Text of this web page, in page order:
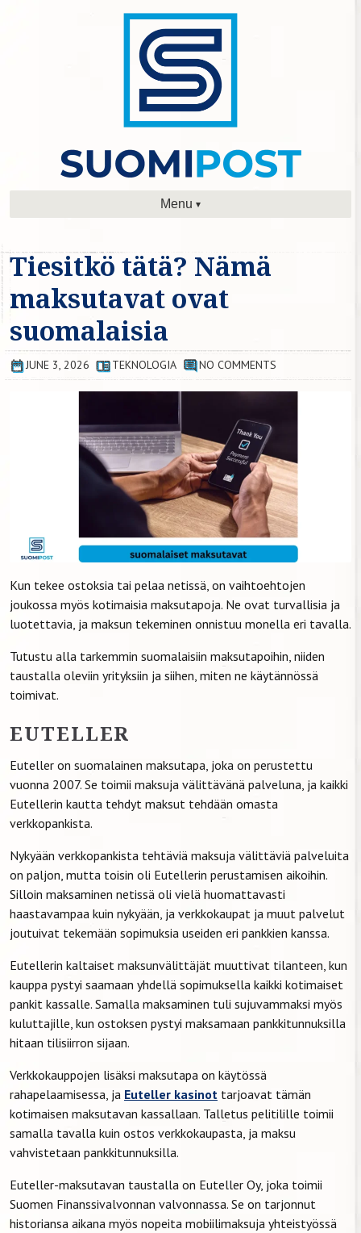
Menu
Tiesitkö tätä? Nämä
maksutavat ovat
suomalaisia
JUNE 3, 2026 TEKNOLOGIA NO COMMENTS
Kun tekee ostoksia tai pelaa netissä, on vaihtoehtojen
joukossa myös kotimaisia maksutapoja. Ne ovat turvallisia ja
luotettavia, ja maksun tekeminen onnistuu monella eri tavalla.
Tutustu alla tarkemmin suomalaisiin maksutapoihin, niiden
taustalla oleviin yrityksiin ja siihen, miten ne käytännössä
toimivat.
EUTELLER
Euteller on suomalainen maksutapa, joka on perustettu
vuonna 2007. Se toimii maksuja välittävänä palveluna, ja kaikki
Eutellerin kautta tehdyt maksut tehdään omasta
verkkopankista.
Nykyään verkkopankista tehtäviä maksuja välittäviä palveluita
on paljon, mutta toisin oli Eutellerin perustamisen aikoihin.
Silloin maksaminen netissä oli vielä huomattavasti
haastavampaa kuin nykyään, ja verkkokaupat ja muut palvelut
joutuivat tekemään sopimuksia useiden eri pankkien kanssa.
Eutellerin kaltaiset maksunvälittäjät muuttivat tilanteen, kun
kauppa pystyi saamaan yhdellä sopimuksella kaikki kotimaiset
pankit kassalle. Samalla maksaminen tuli sujuvammaksi myös
kuluttajille, kun ostoksen pystyi maksamaan pankkitunnuksilla
hitaan tilisiirron sijaan.
Verkkokauppojen lisäksi maksutapa on käytössä
rahapelaamisessa, ja Euteller kasinot tarjoavat tämän
kotimaisen maksutavan kassallaan. Talletus pelitilille toimii
samalla tavalla kuin ostos verkkokaupasta, ja maksu
vahvistetaan pankkitunnuksilla.
Euteller-maksutavan taustalla on Euteller Oy, joka toimii
Suomen Finanssivalvonnan valvonnassa. Se on tarjonnut
historiansa aikana myös nopeita mobiilimaksuja yhteistyössä